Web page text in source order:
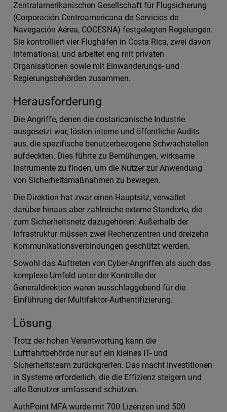
Zentralamerikanischen Gesellschaft für Flugsicherung
(Corporación Centroamericana de Servicios de
Navegación Aérea, COCESNA) festgelegten Regelungen.
Sie kontrolliert vier Flughäfen in Costa Rica, zwei davon
international, und arbeitet eng mit privaten
Organisationen sowie mit Einwanderungs- und
Regierungsbehörden zusammen.
Herausforderung
Die Angriffe, denen die costaricanische Industrie
ausgesetzt war, lösten interne und öffentliche Audits
aus, die spezifische benutzerbezogene Schwachstellen
aufdeckten. Dies führte zu Bemühungen, wirksame
Instrumente zu finden, um die Nutzer zur Anwendung
von Sicherheitsmaßnahmen zu bewegen.
Die Direktion hat zwar einen Hauptsitz, verwaltet
darüber hinaus aber zahlreiche externe Standorte, die
zum Sicherheitsnetz dazugehören: Außerhalb der
Infrastruktur müssen zwei Rechenzentren und dreizehn
Kommunikationsverbindungen geschützt werden.
Sowohl das Auftreten von Cyber-Angriffen als auch das
komplexe Umfeld unter der Kontrolle der
Generaldirektion waren ausschlaggebend für die
Einführung der Multifaktor-Authentifizierung.
Lösung
Trotz der hohen Verantwortung kann die
Luftfahrtbehörde nur auf ein kleines IT- und
Sicherheitsteam zurückgreifen. Das macht Investitionen
in Systeme erforderlich, die die Effizienz steigern und
alle Benutzer umfassend schützen.
AuthPoint MFA wurde mit 700 Lizenzen und 500